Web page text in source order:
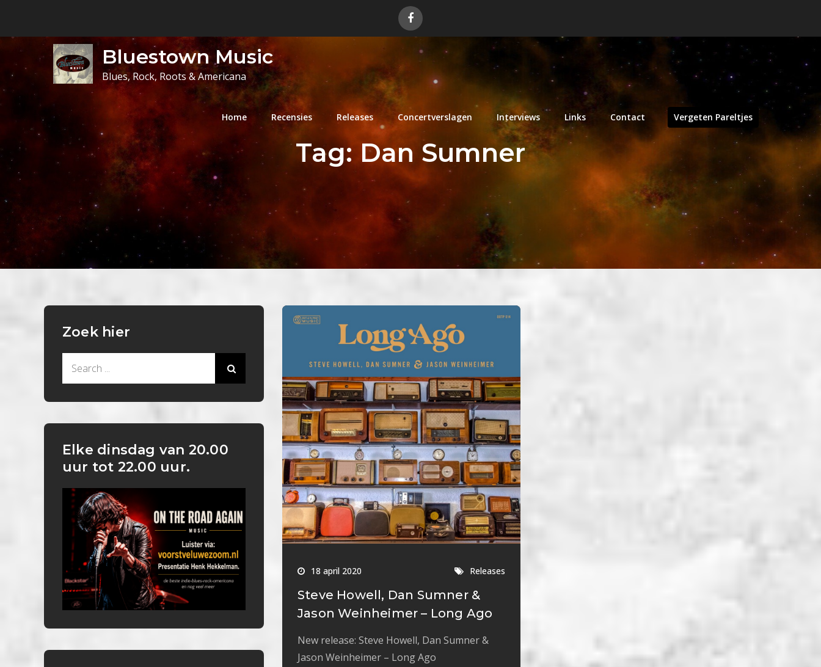
content
Bluestown Music
Blues, Rock, Roots & Americana
Home Recensies Releases Concertverslagen Interviews Links Contact Vergeten Pareltjes
Tag:Dan Sumner
18 april 2020 Releases
Steve Howell, Dan Sumner &
Jason Weinheimer – Long Ago
New release: Steve Howell, Dan Sumner &
Jason Weinheimer – Long Ago
Zoek hier
Elke dinsdag van 20.00
uur tot 22.00 uur.